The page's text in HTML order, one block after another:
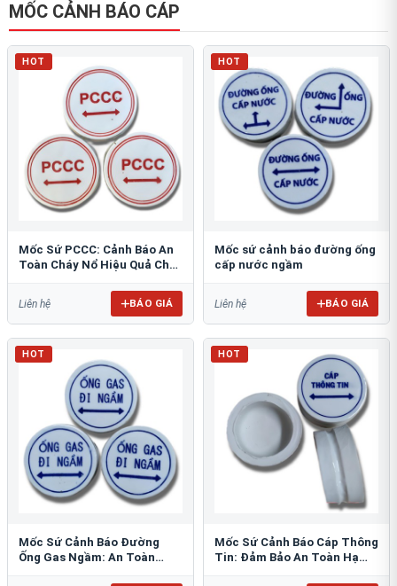
MỐC CẢNH BÁO CÁP
HOT
Mốc Sứ PCCC: Cảnh Báo An
Toàn Cháy Nổ Hiệu Quả Cho
Liên hệ BÁO GIÁ
HOT
Mốc sứ cảnh báo đường ống
cấp nước ngầm
Liên hệ BÁO GIÁ
HOT
Mốc Sứ Cảnh Báo Đường
Ống Gas Ngầm: An Toàn
HOT
Mốc Sứ Cảnh Báo Cáp Thông
Tin: Đảm Bảo An Toàn Hạ